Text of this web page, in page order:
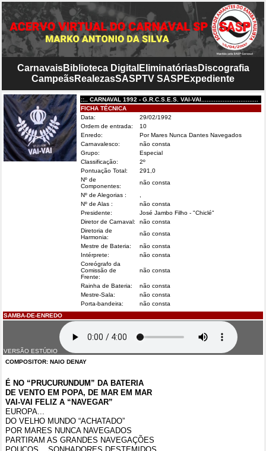
CarnavaisBiblioteca Digital EliminatóriasDiscografia
CampeãsRealezasSASPTV SASP Expediente
::.. CARNAVAL 1992 - G.R.C.S.E.S. VAI-VAI................................
FICHA TÉCNICA
Data:
29/02/1992
Ordem de entrada:
10
Enredo:
Por Mares Nunca Dantes Navegados
Carnavalesco:
não consta
Grupo:
Especial
Classificação:
2º
Pontuação Total:
291,0
Nº de
Componentes:
não consta
Nº de Alegorias :
Nº de Alas :
não consta
Presidente:
José Jambo Filho - "Chiclé"
Diretor de Carnaval:
não consta
Diretoria de
Harmonia:
não consta
Mestre de Bateria:
não consta
Intérprete:
não consta
Coreógrafo da
Comissão de
Frente:
não consta
Rainha de Bateria:
não consta
Mestre-Sala:
não consta
Porta-bandeira:
não consta
SAMBA-DE-ENREDO
VERSÃO ESTÚDIO
COMPOSITOR: NAIO DENAY
É NO “PRUCURUNDUM” DA BATERIA
DE VENTO EM POPA, DE MAR EM MAR
VAI-VAI FELIZ A “NAVEGAR”
EUROPA...
DO VELHO MUNDO “ACHATADO”
POR MARES NUNCA NAVEGADOS
PARTIRAM AS GRANDES NAVEGAÇÕES